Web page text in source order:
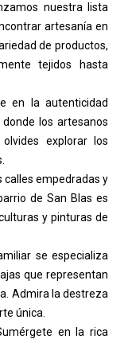
nuestra lista
artesanía en
de productos,
tejidos hasta
en la autenticidad
los artesanos
explorar los
calles empedradas y
de San Blas es
y pinturas de
se especializa
que representan
Admira la destreza
única.
en la rica